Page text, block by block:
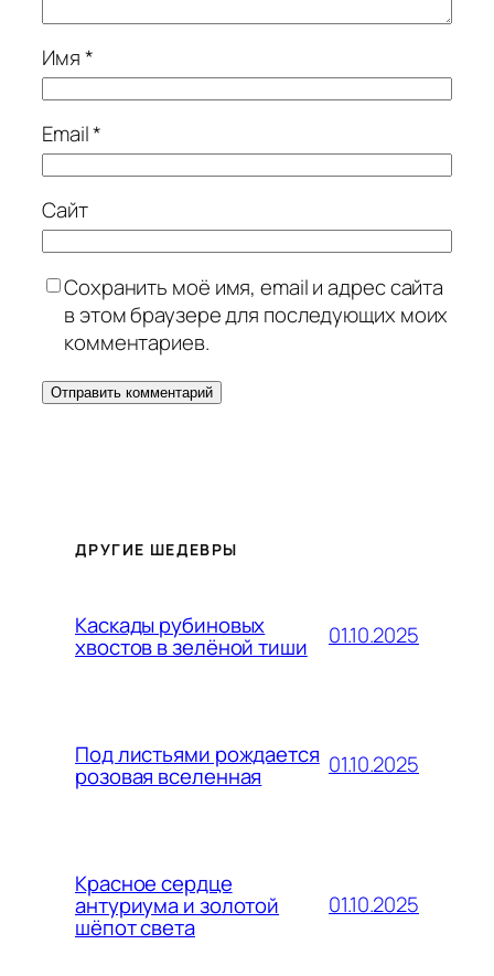
Имя*
Email*
Сайт
Сохранить моё имя, email и адрес сайта
в этом браузере для последующих моих
комментариев.
ДРУГИЕ ШЕДЕВРЫ
Каскады рубиновых
хвостов в зелёной тиши 01.10.2025
Под листьями рождается
розовая вселенная 01.10.2025
Красное сердце
антуриума и золотой
шёпот света
01.10.2025